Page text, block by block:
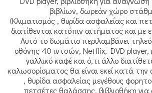
βιβλίων, δωρεάν χώρο
(Κλιματισμός , θυρίδα ασφαλείας και
διατίθενται κατόπιν αιτήματος και με
Αυτό το δωμάτιο περιλαμβάνει
οθόνης 40 ιντσών, Netflix, DVD player,
γαλλικό καφέ και ό,τι άλλο
καλωσορίσματος θα είναι εκεί κατά την
, θυρίδα ασφαλείας μεγέθους
πετσέτες θαλάσσης, βιβλιοθήκη